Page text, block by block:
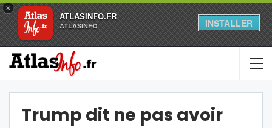
×
ATLASINFO.FR
ATLASINFO INSTALLER
Trump dit ne pas avoir